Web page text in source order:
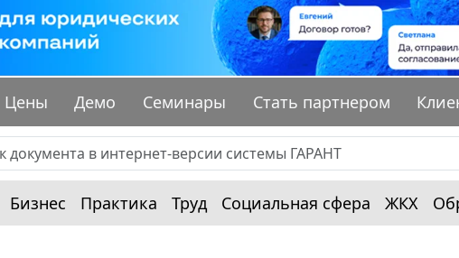
Цены Демо Семинары Стать партнером
Бизнес Практика Труд Социальная сфера ЖКХ